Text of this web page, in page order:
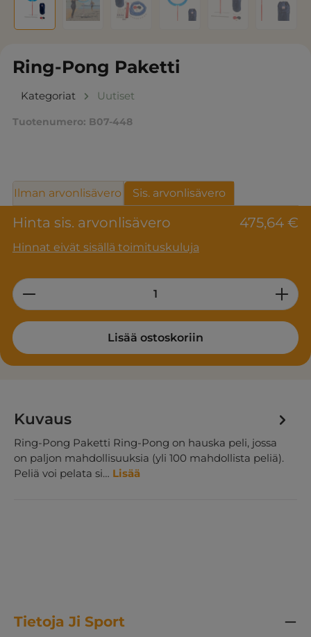
Ring-Pong Paketti
Kategoriat Uutiset
Tuotenumero: B07-448
Hinta sis. arvonlisävero 475,64 €
Hinnat eivät sisällä toimituskuluja
Ilman arvonlisävero Sis. arvonlisävero
Product Quantity: Enter the desired
Lisää ostoskoriin
Kuvaus
Ring-Pong Paketti Ring-Pong on hauska peli, jossa
on paljon mahdollisuuksia (yli 100 mahdollista peliä).
Peliä voi pelata si… Lisää
Tietoja Ji Sport